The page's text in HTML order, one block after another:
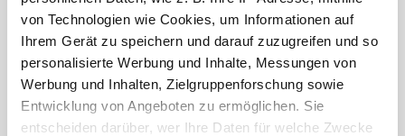
von Technologien wie Cookies, um Informationen auf
Ihrem Gerät zu speichern und darauf zuzugreifen und so
personalisierte Werbung und Inhalte, Messungen von
Werbung und Inhalten, Zielgruppenforschung sowie
Entwicklung von Angeboten zu ermöglichen. Sie
entscheiden darüber, wer Ihre Daten für welche Zwecke
Bodenhalter für Displays 45958xx Eisen